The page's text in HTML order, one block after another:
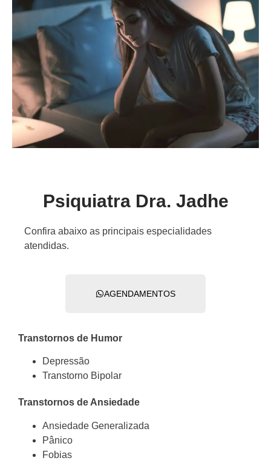
Psiquiatra Dra. Jadhe
Confira abaixo as principais especialidades
atendidas.
AGENDAMENTOS
Transtornos de Humor
Depressão
Transtorno Bipolar
Transtornos de Ansiedade
Ansiedade Generalizada
Pânico
Fobias